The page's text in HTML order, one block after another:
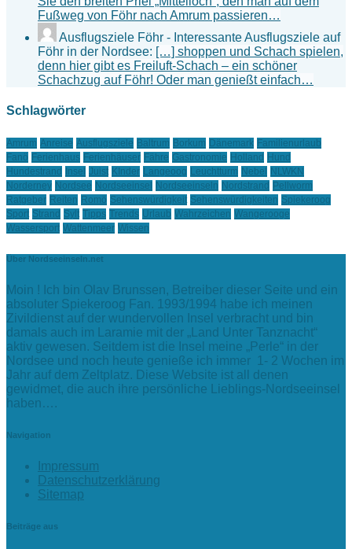
Fußweg von Föhr nach Amrum passieren…
Ausflugsziele Föhr - Interessante Ausflugsziele auf
Föhr in der Nordsee: […] shoppen und Schach spielen,
denn hier gibt es Freiluft-Schach – ein schöner
Schachzug auf Föhr! Oder man genießt einfach…
Schlagwörter
Amrum Anreise Ausflugsziele Baltrum Borkum Dänemark Familienurlaub
Fanö Ferienhaus Ferienhäuser Fähre Gastronomie Holland Hund
Hundestrand Insel Juist KInder Langeoog Leuchtturm Nebel NLWKN
Norderney Nordsee Nordseeinsel Nordseeinseln Nordstrand Pellworm
Ratgeber Reiten Romö Sehenswürdigkeit Sehenswürdigkeiten Spiekeroog
Sport Strand Sylt Tipps Trends Urlaub Wahrzeichen Wangerooge
Wassersport Wattenmeer Wissen
Über Nordseeinseln.net
Moin ! Ich bin Olav Brunssen, Betreiber dieser Seite und ein
absoluter Spiekeroog Fan. 1993/1994 habe ich meinen
Zivildienst auf der wundervollen Insel verbracht und bin
damals auch im Laramie mit der „Land Unter Tanznacht“
aktiv gewesen. Seitdem ist die Insel meine „Perle“ in der
Nordsee und noch heute genieße ich immer 1- 2 Wochen im
Jahr auf dem Zeltplatz. Diese Website ist all denen
gewidmet, die auch ihre persönliche Lieblings-Nordseeinsel
haben….
Navigation
Impressum
Datenschutzerklärung
Sitemap
Beiträge aus